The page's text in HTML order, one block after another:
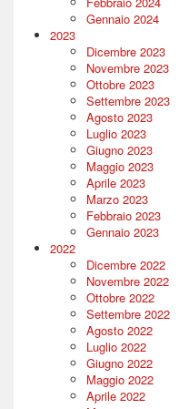
Gennaio 2024
2023
Dicembre 2023
Novembre 2023
Ottobre 2023
Settembre 2023
Agosto 2023
Luglio 2023
Giugno 2023
Maggio 2023
Aprile 2023
Marzo 2023
Febbraio 2023
Gennaio 2023
2022
Dicembre 2022
Novembre 2022
Ottobre 2022
Settembre 2022
Agosto 2022
Luglio 2022
Giugno 2022
Maggio 2022
Aprile 2022